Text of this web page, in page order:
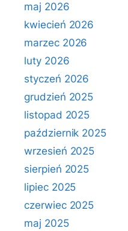
maj 2026
kwiecień 2026
marzec 2026
luty 2026
styczeń 2026
grudzień 2025
listopad 2025
październik 2025
wrzesień 2025
sierpień 2025
lipiec 2025
czerwiec 2025
maj 2025